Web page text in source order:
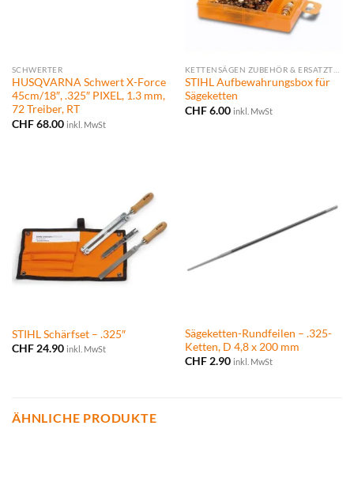
SCHWERTER
HUSQVARNA Schwert X-Force
45cm/18″, .325″ PIXEL, 1.3 mm,
72 Treiber, RT
CHF68.00 inkl. MwSt
STIHL Aufbewahrungsbox für
Sägeketten
CHF6.00 inkl. MwSt
STIHL Schärfset – .325″
CHF24.90 inkl. MwSt
Sägeketten-Rundfeilen – .325-
Ketten, D 4,8 x 200 mm
CHF2.90 inkl. MwSt
ÄHNLICHE PRODUKTE